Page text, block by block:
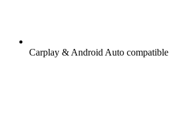
Carplay & Android Auto compatible